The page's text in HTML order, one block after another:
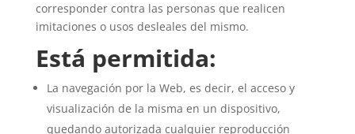
corresponder contra las personas que realicen
imitaciones o usos desleales del mismo.
Está permitida:
La navegación por la Web, es decir, el acceso y
visualización de la misma en un dispositivo,
quedando autorizada cualquier reproducción